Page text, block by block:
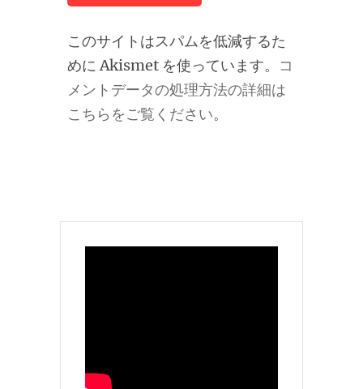
このサイトはスパムを低減するた
めに Akismet を使っています。 コ
メントデータの処理方法の詳細は
こちらをご覧ください。